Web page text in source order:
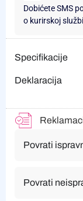
Dobićete SMS
o kurirskoj
Specifikacije
Deklaracija
Povrati
Povrati